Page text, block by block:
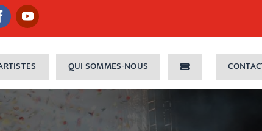
QUI SOMMES-NOUS